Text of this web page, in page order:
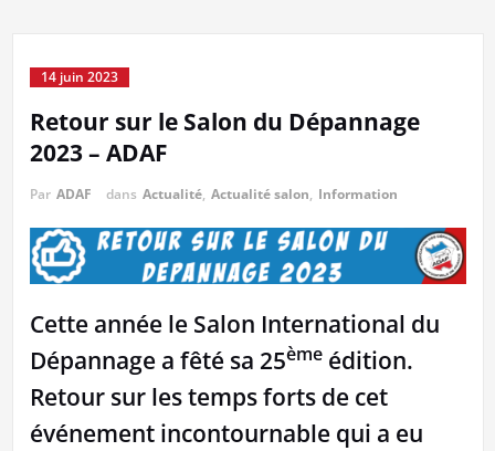
14 juin 2023
Retour sur le Salon du Dépannage
2023 – ADAF
Par ADAF dans Actualité, Actualité salon, Information
Cette année le Salon International du
Dépannage a fêté sa 25èmeédition.
Retour sur les temps forts de cet
événement incontournable qui a eu